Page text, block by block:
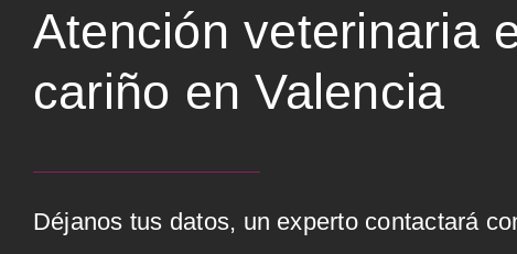
Atención veterinaria
cariño en Valencia
Déjanos tus datos, un experto contactará